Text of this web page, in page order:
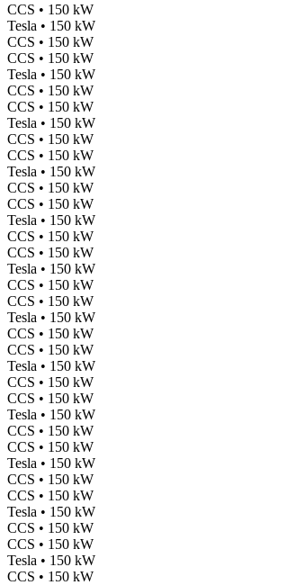
CCS • 150 kW
Tesla • 150 kW
CCS • 150 kW
CCS • 150 kW
Tesla • 150 kW
CCS • 150 kW
CCS • 150 kW
Tesla • 150 kW
CCS • 150 kW
CCS • 150 kW
Tesla • 150 kW
CCS • 150 kW
CCS • 150 kW
Tesla • 150 kW
CCS • 150 kW
CCS • 150 kW
Tesla • 150 kW
CCS • 150 kW
CCS • 150 kW
Tesla • 150 kW
CCS • 150 kW
CCS • 150 kW
Tesla • 150 kW
CCS • 150 kW
CCS • 150 kW
Tesla • 150 kW
CCS • 150 kW
CCS • 150 kW
Tesla • 150 kW
CCS • 150 kW
CCS • 150 kW
Tesla • 150 kW
CCS • 150 kW
CCS • 150 kW
Tesla • 150 kW
CCS • 150 kW